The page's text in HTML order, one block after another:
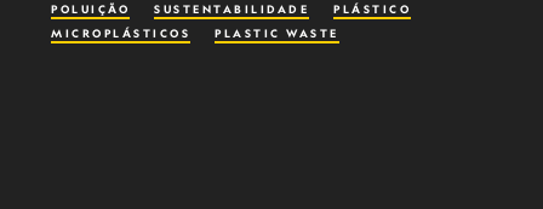
POLUIÇÃO SUSTENTABILIDADE
PLÁSTICO
MICROPLÁSTICOS
PLASTIC WASTE